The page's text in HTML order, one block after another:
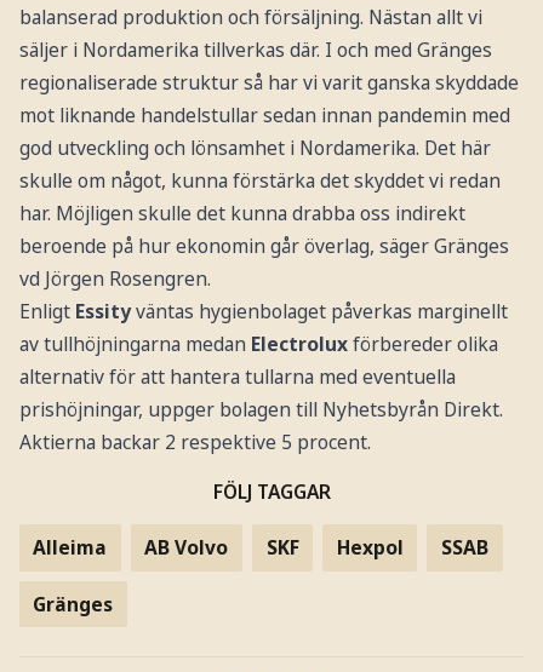
balanserad produktion och försäljning. Nästan allt vi
säljer i Nordamerika tillverkas där. I och med Gränges
regionaliserade struktur så har vi varit ganska skyddade
mot liknande handelstullar sedan innan pandemin med
god utveckling och lönsamhet i Nordamerika. Det här
skulle om något, kunna förstärka det skyddet vi redan
har. Möjligen skulle det kunna drabba oss indirekt
beroende på hur ekonomin går överlag, säger Gränges
vd Jörgen Rosengren.
Enligt Essityväntas hygienbolaget påverkas marginellt
av tullhöjningarna medan Electroluxförbereder olika
alternativ för att hantera tullarna med eventuella
prishöjningar, uppger bolagen till Nyhetsbyrån Direkt.
Aktierna backar 2 respektive 5 procent.
FÖLJ TAGGAR
Alleima AB Volvo SKF Hexpol SSAB
Gränges